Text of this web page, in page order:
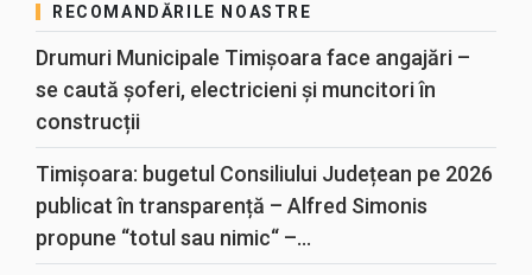
RECOMANDĂRILE NOASTRE
Drumuri Municipale Timișoara face angajări –
se caută șoferi, electricieni și muncitori în
construcții
Timișoara: bugetul Consiliului Județean pe 2026
publicat în transparență – Alfred Simonis
propune “totul sau nimic“ –...